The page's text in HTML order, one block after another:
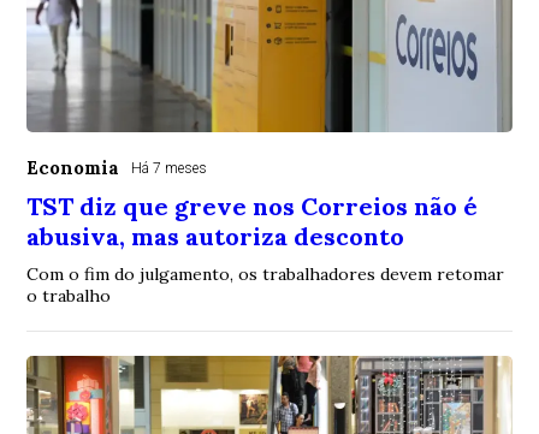
Economia Há 7 meses
TST diz que greve nos Correios não é
abusiva, mas autoriza desconto
Com o fim do julgamento, os trabalhadores devem retomar
o trabalho